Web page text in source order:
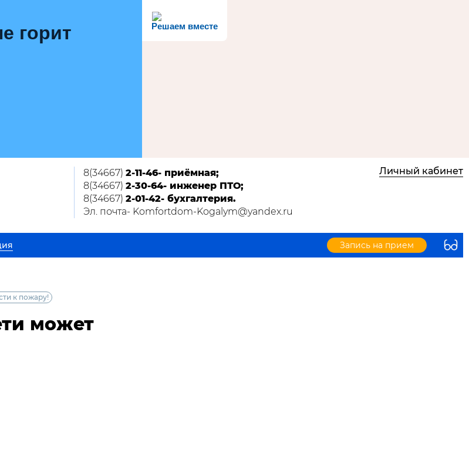
Решаем вместе
горит
8(34667) 2-11-46- приёмная;
8(34667) 2-30-64- инженер ПТО;
8(34667) 2-01-42- бухгалтерия.
Эл. почта- Komfortdom-Kogalym@yandex.ru
Личный кабинет
Запись на прием
к пожару!
может